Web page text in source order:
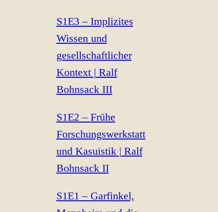
S1E3 – Implizites
Wissen und
gesellschaftlicher
Kontext | Ralf
Bohnsack III
S1E2 – Frühe
Forschungswerkstatt
und Kasuistik | Ralf
Bohnsack II
S1E1 – Garfinkel,